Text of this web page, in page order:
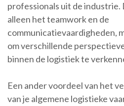
professionals uit de
alleen het teamwork en de
communicatievaardigheden,
om verschillende
binnen de logistiek te
Een ander voordeel van het
van je algemene logistieke